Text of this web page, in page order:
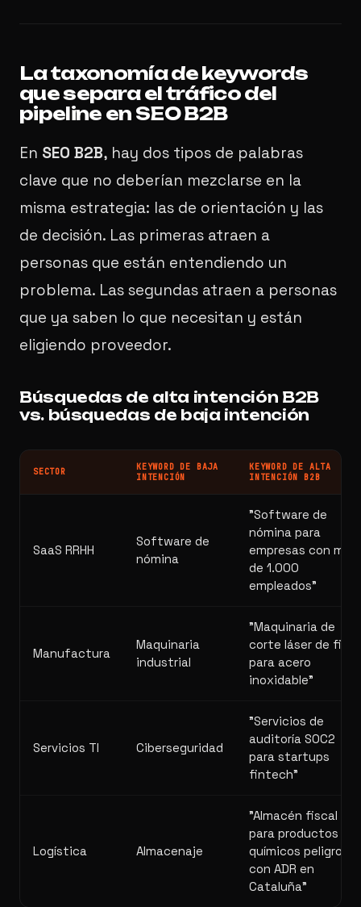
La taxonomía de keywords
que separa el tráfico del
pipeline en SEO B2B
En SEO B2B, hay dos tipos de palabras
clave que no deberían mezclarse en la
misma estrategia: las de orientación y las
de decisión. Las primeras atraen a
personas que están entendiendo un
problema. Las segundas atraen a personas
que ya saben lo que necesitan y están
eligiendo proveedor.
Búsquedas de alta intención B2B
vs. búsquedas de baja intención
SECTOR
KEYWORD DE BAJA
INTENCIÓN
KEYWORD DE ALTA
INTENCIÓN B2B
SaaS RRHH
Software de
nómina
"Software de
nómina para
empresas con más
de 1.000
empleados"
Manufactura
Maquinaria
industrial
"Maquinaria de
corte láser de fibra
para acero
inoxidable"
Servicios TI Ciberseguridad
"Servicios de
auditoría SOC2
para startups
fintech"
Logística Almacenaje
"Almacén fiscal
para productos
químicos
con ADR en
Cataluña"